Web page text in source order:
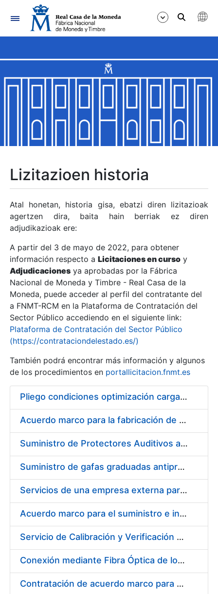
Nabigazioa
Erakutsi/Ezkutatu
Erakutsi/Ezkutatu
Erakutsi/Ezkutatu
Erakutsi/Ezkutatu
Erakutsi/Ezkutatu
Erakutsi/Ezkutatu
Erakutsi/Ezkutatu
Erakutsi/Ezkutatu
Lizitazioen historia
Atal honetan, historia gisa, ebatzi diren lizitazioak
agertzen dira, baita hain berriak ez diren
adjudikazioak ere:
A partir del 3 de mayo de 2022, para obtener
información respecto a Licitaciones en curso y
Adjudicaciones ya aprobadas por la Fábrica
Nacional de Moneda y Timbre - Real Casa de la
Moneda, puede acceder al perfil del contratante del
a FNMT-RCM en la Plataforma de Contratación del
Sector Público accediendo en el siguiente link:
Plataforma de Contratación del Sector Público
(https://contrataciondelestado.es/)
También podrá encontrar más información y algunos
de los procedimientos en portallicitacion.fnmt.es
Pliego condiciones optimización cargas compras firmado
Acuerdo marco para la fabricación de piezas
Suministro de Protectores Auditivos a medida para las personas trabajadoras de los Centros de Trabajo de Madrid y Burgos
Suministro de gafas graduadas antiproyecciones para los trabajadores de la FNMT-RCM en los centros de trabajo de Madrid y Burgos
Servicios de una empresa externa para el asesoramiento y resolución de los recursos de alzada que se presentan relacionados con procesos de selección para la FNMT-RCM
Acuerdo marco para el suministro e instalación de persianas, estores y otros complementos
Servicio de Calibración y Verificación Externa de los Equipos de Medición del Servicio de Prevención de la FNMT-RCM
Conexión mediante Fibra Óptica de los Centros de Proceso de Datos (CPDs) de las sedes de la FNMT-RCM de Burgos y Madrid
Contratación de acuerdo marco para el Suministro de Material de Electricidad para la Fábrica Nacional de Moneda y Timbre-Real Casa de la Moneda en su centro de trabajo de Burgos